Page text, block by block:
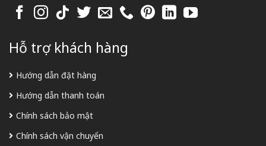
Hỗ trợ khách hàng
Hướng dẫn đặt hàng
Hướng dẫn thanh toán
Chính sách bảo mật
Chính sách vận chuyển